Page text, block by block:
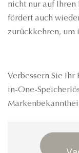
nicht nur auf Ihren
fördert auch
zurückkehren, um
Verbessern Sie
in-One-